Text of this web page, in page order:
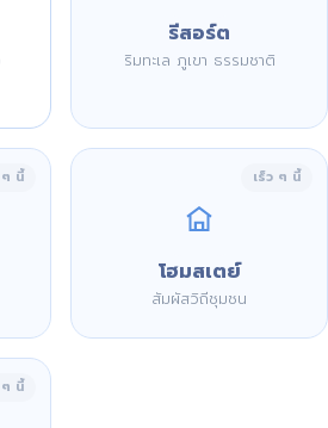
รีสอร์ต
ริมทะเล ภูเขา ธรรมชาติ
ๆ นี้ เร็ว ๆ นี้
โฮมสเตย์
สัมผัสวิถีชุมชน
ๆ นี้